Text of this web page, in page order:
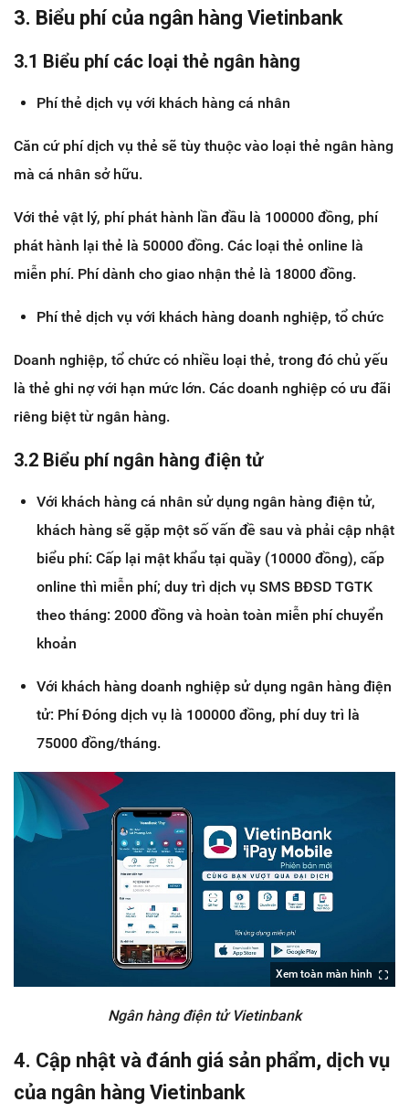
3. Biểu phí của ngân hàng Vietinbank
3.1 Biểu phí các loại thẻ ngân hàng
Phí thẻ dịch vụ với khách hàng cá nhân
Căn cứ phí dịch vụ thẻ sẽ tùy thuộc vào loại thẻ ngân hàng
mà cá nhân sở hữu.
Với thẻ vật lý, phí phát hành lần đầu là 100000 đồng, phí
phát hành lại thẻ là 50000 đồng. Các loại thẻ online là
miễn phí. Phí dành cho giao nhận thẻ là 18000 đồng.
Phí thẻ dịch vụ với khách hàng doanh nghiệp, tổ chức
Doanh nghiệp, tổ chức có nhiều loại thẻ, trong đó chủ yếu
là thẻ ghi nợ với hạn mức lớn. Các doanh nghiệp có ưu đãi
riêng biệt từ ngân hàng.
3.2 Biểu phí ngân hàng điện tử
Với khách hàng cá nhân sử dụng ngân hàng điện tử,
khách hàng sẽ gặp một số vấn đề sau và phải cập nhật
biểu phí: Cấp lại mật khẩu tại quầy (10000 đồng), cấp
online thì miễn phí; duy trì dịch vụ SMS BĐSD TGTK
theo tháng: 2000 đồng và hoàn toàn miễn phí chuyển
khoản
Với khách hàng doanh nghiệp sử dụng ngân hàng điện
tử: Phí Đóng dịch vụ là 100000 đồng, phí duy trì là
75000 đồng/tháng.
Xem toàn màn hình
Ngân hàng điện tử Vietinbank
4. Cập nhật và đánh giá sản phẩm, dịch vụ
của ngân hàng Vietinbank